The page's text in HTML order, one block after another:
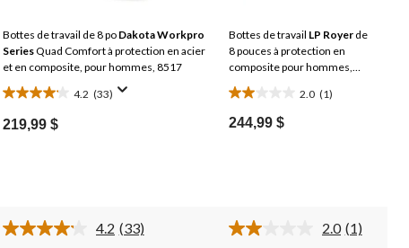
Bottes de travail de 8 po Dakota Workpro
SeriesQuad Comfort à protection en acier
et en composite, pour hommes, 8517
4.2 (33)
4.2
étoile(s)
219,99 $
Bottes de travail LP Royer de
8 pouces à protection en
composite pour hommes,
2.0 (1)
2.0
étoile(s)
244,99 $
4.2 Lire
(33) 2.0 Lire
(1)